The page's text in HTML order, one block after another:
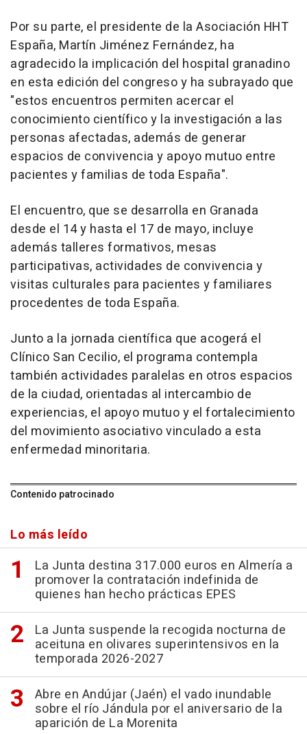
Por su parte, el presidente de la Asociación HHT
España, Martín Jiménez Fernández, ha
agradecido la implicación del hospital granadino
en esta edición del congreso y ha subrayado que
"estos encuentros permiten acercar el
conocimiento científico y la investigación a las
personas afectadas, además de generar
espacios de convivencia y apoyo mutuo entre
pacientes y familias de toda España".
El encuentro, que se desarrolla en Granada
desde el 14 y hasta el 17 de mayo, incluye
además talleres formativos, mesas
participativas, actividades de convivencia y
visitas culturales para pacientes y familiares
procedentes de toda España.
Junto a la jornada científica que acogerá el
Clínico San Cecilio, el programa contempla
también actividades paralelas en otros espacios
de la ciudad, orientadas al intercambio de
experiencias, el apoyo mutuo y el fortalecimiento
del movimiento asociativo vinculado a esta
enfermedad minoritaria.
Contenido patrocinado
Lo más leído
La Junta destina 317.000 euros en Almería a
promover la contratación indefinida de
quienes han hecho prácticas EPES
La Junta suspende la recogida nocturna de
aceituna en olivares superintensivos en la
temporada 2026-2027
Abre en Andújar (Jaén) el vado inundable
sobre el río Jándula por el aniversario de la
aparición de La Morenita